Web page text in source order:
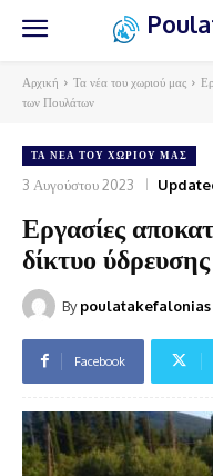
Αρχική Τα νέα του χωριού μας
των Πουλάτων
ΤΑ ΝΈΑ ΤΟΥ ΧΩΡΙΟΎ ΜΑΣ
3 Αυγούστου 2023
Εργασίες
δίκτυο
By poulatakefalonias
Facebook